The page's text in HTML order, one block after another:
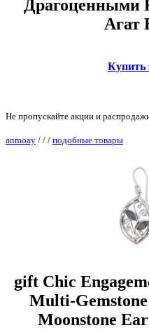
Драгоценными
Агат
Купить
Не пропускайте акции и
anmoay / / / подобные товары
gift Chic
Multi-
Moonstone